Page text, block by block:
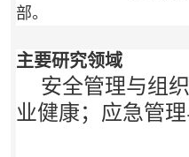
部。
主要研究领域
安全管理与组
业健康；应急管